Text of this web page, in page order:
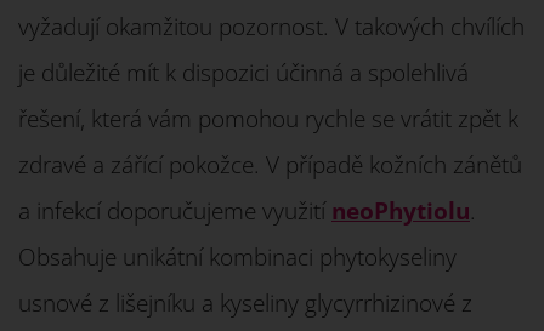
vyžadují okamžitou pozornost. V takových chvílích
je důležité mít k dispozici účinná a spolehlivá
řešení, která vám pomohou rychle se vrátit zpět k
zdravé a zářící pokožce. V případě kožních zánětů
a infekcí doporučujeme využitíneoPhytiolu.
Obsahuje unikátní kombinaci phytokyseliny
usnové z lišejníku a kyseliny glycyrrhizinové z